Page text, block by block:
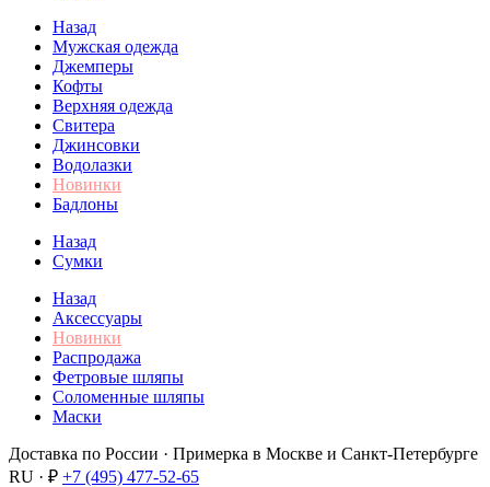
Назад
Мужская одежда
Джемперы
Кофты
Верхняя одежда
Свитера
Джинсовки
Водолазки
Новинки
Бадлоны
Назад
Сумки
Назад
Аксессуары
Новинки
Распродажа
Фетровые шляпы
Соломенные шляпы
Маски
Доставка по России · Примерка в Москве и Санкт-Петербурге
RU · ₽ +7 (495) 477-52-65